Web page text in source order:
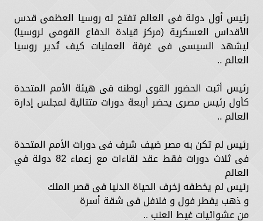
رئيس أول دولة فى العالم تفتح له روسيا العظمى قدس
الأقداس العسكرية (مركز قيادة الدفاع القومى لروسيا)
ليشهد السيسى فى غرفة العمليات كيف تُدير روسيا
العالم ..
رئيس أثبت الحضور القوى لوطنه فى هيئة الأمم المتحدة
كأول رئيس مصرى يحضر أربعة دورات متتالية لمجلس إدارة
العالم ..
رئيس لم تكن به مصر ضيف شرف فى دورات الأمم المتحدة
فى ثلاث دورات فقط عقد لقاءات مع زعماء 82 دولة في
العالم
رئيس لم يخطفه زخرف الحياة الدنيا فى قصر الملك
و ذهب يفطر فول و فلافل فى شقة أسرة
من عشوائيات غيط العنب ..